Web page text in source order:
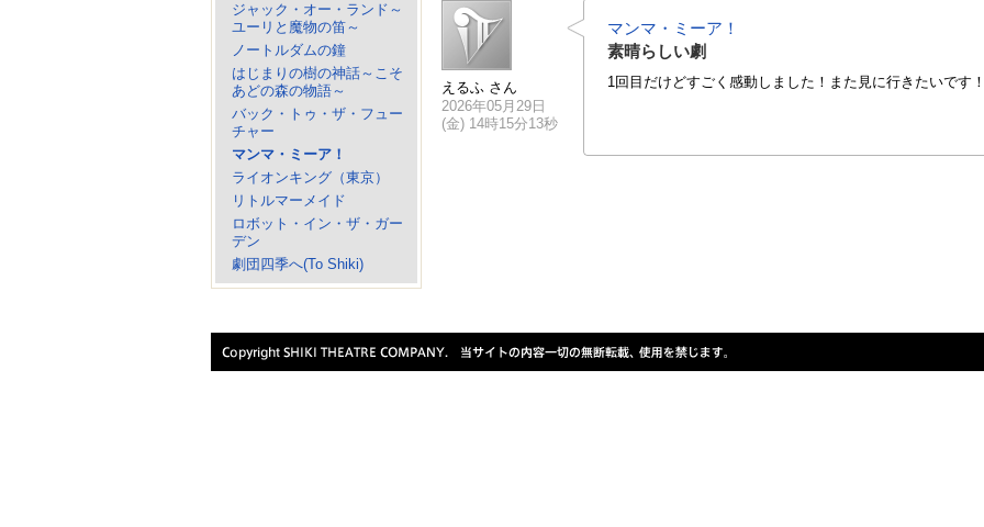
ジャック・オー・ランド～
ユーリと魔物の笛～
ノートルダムの鐘
はじまりの樹の神話～こそ
あどの森の物語～
バック・トゥ・ザ・フュー
チャー
マンマ・ミーア！
ライオンキング（東京）
リトルマーメイド
ロボット・イン・ザ・ガー
デン
劇団四季へ(To Shiki)
えるふ さん
2026年05月29日
(金) 14時15分13秒
マンマ・ミーア！
素晴らしい劇
1回目だけどすごく感動しました！また見に行きたいです